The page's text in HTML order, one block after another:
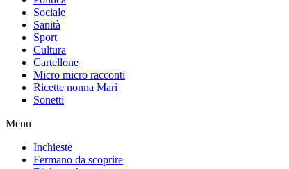
Sociale
Sanità
Sport
Cultura
Cartellone
Micro micro racconti
Ricette nonna Marì
Sonetti
Menu
Inchieste
Fermano da scoprire